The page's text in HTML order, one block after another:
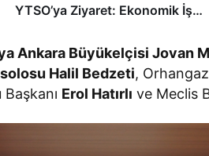
YTSO’ya Ziyaret: Ekonomik İş
Masaya Yatırıldı
Ankara Büyükelçisi Jovan
Halil Bedzeti,
Erol Hatırlı ve Meclis